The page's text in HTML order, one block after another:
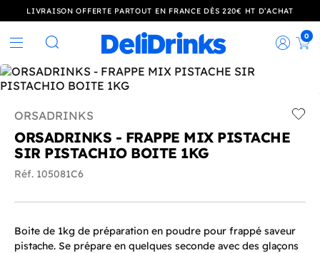
LIVRAISON OFFERTE PARTOUT EN FRANCE DÈS 220€ HT D’ACHAT
Rechercher
0
ORSADRINKS
ORSADRINKS - FRAPPE MIX PISTACHE
SIR PISTACHIO BOITE 1KG
Réf. 105081C6
Boite de 1kg de préparation en poudre pour frappé saveur
pistache. Se prépare en quelques seconde avec des glaçons